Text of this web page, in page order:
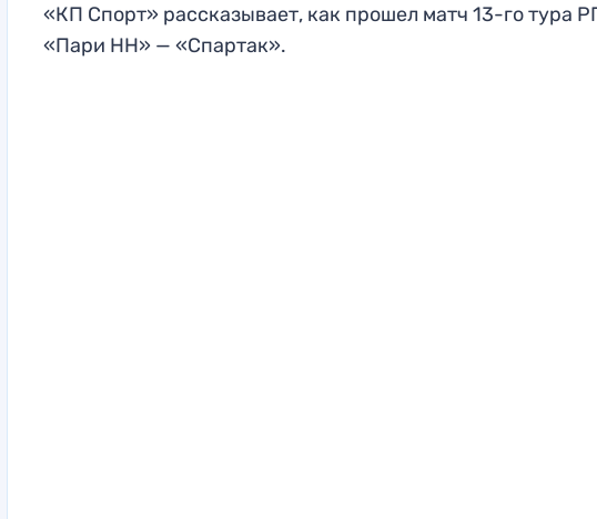
«КП Спорт» рассказывает, как прошел матч 13-го тура
«Пари НН» — «Спартак».